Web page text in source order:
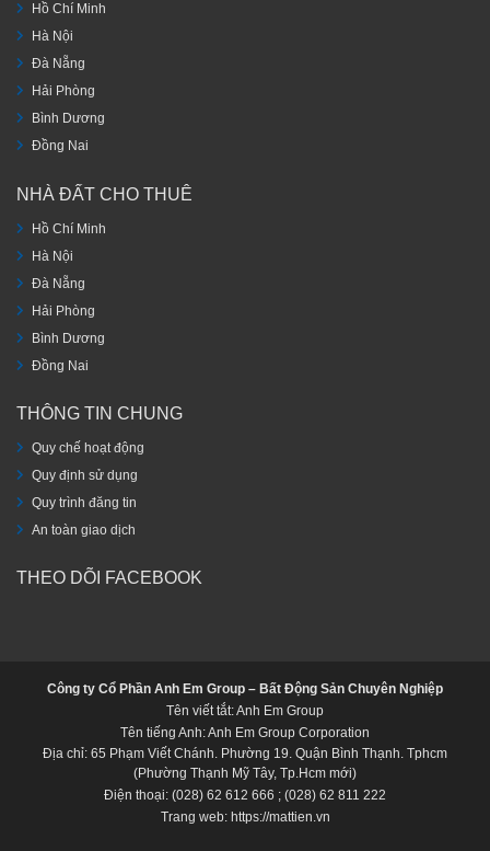
Hồ Chí Minh
Hà Nội
Đà Nẵng
Hải Phòng
Bình Dương
Đồng Nai
NHÀ ĐẤT CHO THUÊ
Hồ Chí Minh
Hà Nội
Đà Nẵng
Hải Phòng
Bình Dương
Đồng Nai
THÔNG TIN CHUNG
Quy chế hoạt động
Quy định sử dụng
Quy trình đăng tin
An toàn giao dịch
THEO DÕI FACEBOOK
Công ty Cổ Phần Anh Em Group – Bất Động Sản Chuyên Nghiệp
Tên viết tắt: Anh Em Group
Tên tiếng Anh: Anh Em Group Corporation
Địa chỉ: 65 Phạm Viết Chánh. Phường 19. Quận Bình Thạnh. Tphcm
(Phường Thạnh Mỹ Tây, Tp.Hcm mới)
Điện thoại: (028) 62 612 666 ; (028) 62 811 222
Trang web: https://mattien.vn